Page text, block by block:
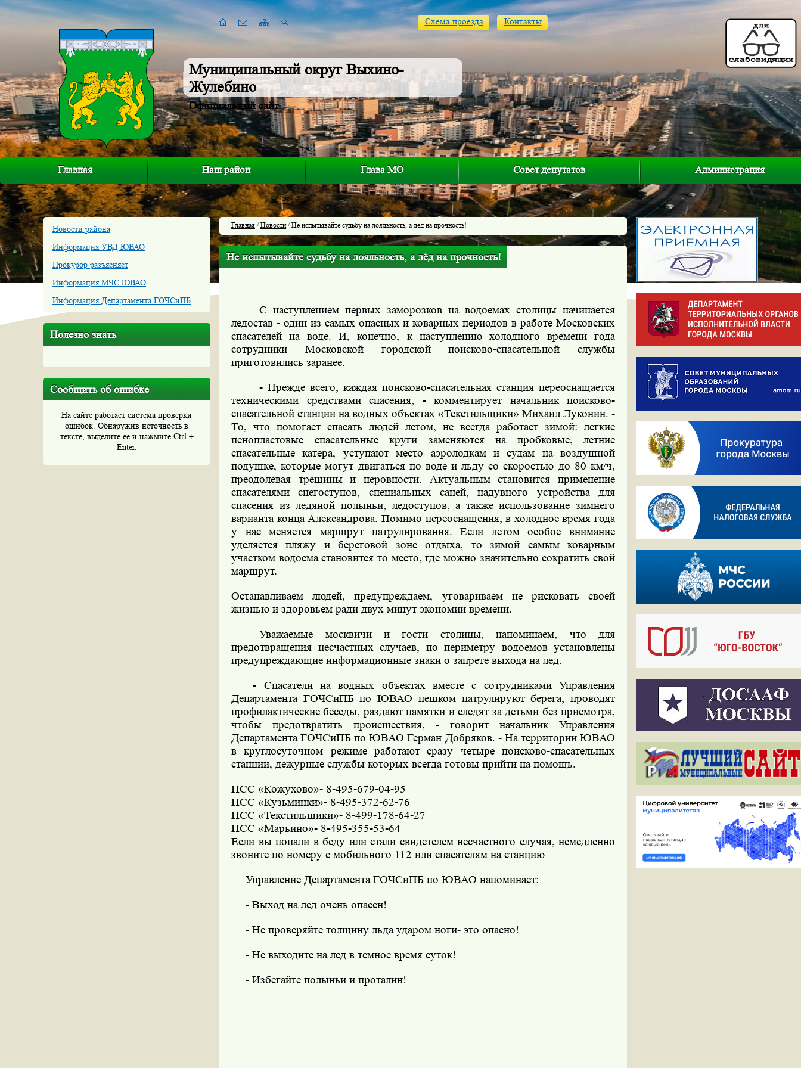
Муниципальный округ Выхино-
Жулебино
Официальный сайт
Схема проезда Контакты
Главная Наш район Глава МО Совет депутатов Администрация
Новости района
Информация УВД ЮВАО
Прокурор разъясняет
Информация МЧС ЮВАО
Информация Департамента ГОЧСиПБ
Полезно знать
Сообщить об ошибке
На сайте работает система проверки
ошибок. Обнаружив неточность в
тексте, выделите ее и нажмите Ctrl +
Enter.
Главная /Новости/ Не испытывайте судьбу на лояльность, а лёд на прочность!
Не испытывайте судьбу на лояльность, а лёд на прочность!
С наступлением первых заморозков на водоемах столицы начинается
ледостав - один из самых опасных и коварных периодов в работе Московских
спасателей на воде. И, конечно, к наступлению холодного времени года
сотрудники Московской городской поисково-спасательной службы
приготовились заранее.
- Прежде всего, каждая поисково-спасательная станция переоснащается
техническими средствами спасения, - комментирует начальник поисково-
спасательной станции на водных объектах «Текстильщики» Михаил Луконин. -
То, что помогает спасать людей летом, не всегда работает зимой: легкие
пенопластовые спасательные круги заменяются на пробковые, летние
спасательные катера, уступают место аэролодкам и судам на воздушной
подушке, которые могут двигаться по воде и льду со скоростью до 80 км/ч,
преодолевая трещины и неровности. Актуальным становится применение
спасателями снегоступов, специальных саней, надувного устройства для
спасения из ледяной полыньи, ледоступов, а также использование зимнего
варианта конца Александрова. Помимо переоснащения, в холодное время года
у нас меняется маршрут патрулирования. Если летом особое внимание
уделяется пляжу и береговой зоне отдыха, то зимой самым коварным
участком водоема становится то место, где можно значительно сократить свой
маршрут.
Останавливаем людей, предупреждаем, уговариваем не рисковать своей
жизнью и здоровьем ради двух минут экономии времени.
Уважаемые москвичи и гости столицы, напоминаем, что для
предотвращения несчастных случаев, по периметру водоемов установлены
предупреждающие информационные знаки о запрете выхода на лед.
- Спасатели на водных объектах вместе с сотрудниками Управления
Департамента ГОЧСиПБ по ЮВАО пешком патрулируют берега, проводят
профилактические беседы, раздают памятки и следят за детьми без присмотра,
чтобы предотвратить происшествия, - говорит начальник Управления
Департамента ГОЧСиПБ по ЮВАО Герман Добряков. - На территории ЮВАО
в круглосуточном режиме работают сразу четыре поисково-спасательных
станции, дежурные службы которых всегда готовы прийти на помощь.
ПСС «Кожухово»- 8-495-679-04-95
ПСС «Кузьминки»- 8-495-372-62-76
ПСС «Текстильщики»- 8-499-178-64-27
ПСС «Марьино»- 8-495-355-53-64
Если вы попали в беду или стали свидетелем несчастного случая, немедленно
звоните по номеру с мобильного 112 или спасателям на станцию
Управление Департамента ГОЧСиПБ по ЮВАО напоминает:
- Выход на лед очень опасен!
- Не проверяйте толщину льда ударом ноги- это опасно!
- Не выходите на лед в темное время суток!
- Избегайте полыньи и проталин!